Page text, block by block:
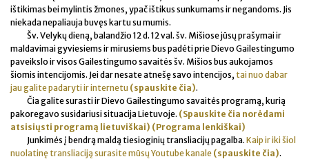
ištikimas bei mylintis žmones, ypač ištikus sunkumams ir negandoms. Jis
niekada nepaliauja buvęs kartu su mumis.
Šv. Velykų dieną, balandžio 12 d. 12 val. šv. Mišiose jūsų prašymai ir
maldavimai gyviesiems ir mirusiems bus padėti prie Dievo Gailestingumo
paveikslo ir visos Gailestingumo savaitės šv. Mišios bus aukojamos
šiomis intencijomis. Jei dar nesate atnešę savo intencijos, tai nuo dabar
jau galite padaryti ir internetu (spauskite čia).
Čia galite surasti ir Dievo Gailestingumo savaitės programą, kurią
pakoregavo susidariusi situacija Lietuvoje. (Spauskite čia norėdami
atsisiųsti programą lietuviškai) (Programa lenkiškai)
Junkimės į bendrą maldą tiesioginių transliacijų pagalba. Kaip ir iki šiol
nuolatinę transliaciją surasite mūsų Youtube kanale (spauskite čia).